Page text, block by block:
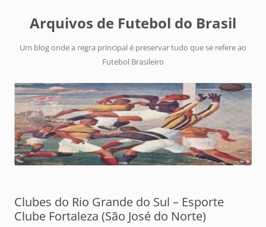
Arquivos de Futebol do Brasil
Um blog onde a regra principal é preservar tudo que se refere ao
Futebol Brasileiro
Clubes do Rio Grande do Sul – Esporte
Clube Fortaleza (São José do Norte)